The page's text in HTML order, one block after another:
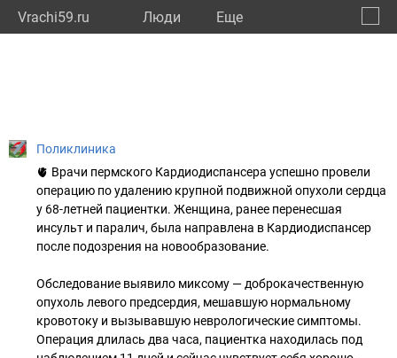
Vrachi59.ru Люди Eще
Поликлиника
🫀 Врачи пермского Кардиодиспансера успешно провели
операцию по удалению крупной подвижной опухоли сердца
у 68-летней пациентки. Женщина, ранее перенесшая
инсульт и паралич, была направлена в Кардиодиспансер
после подозрения на новообразование.
Обследование выявило миксому — доброкачественную
опухоль левого предсердия, мешавшую нормальному
кровотоку и вызывавшую неврологические симптомы.
Операция длилась два часа, пациентка находилась под